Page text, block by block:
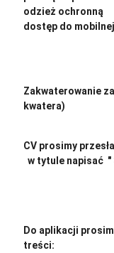
odzież ochronną
dostęp do
Zakwaterowanie
kwatera)
CV prosimy
w tytule napisać "
Do aplikacji
treści: